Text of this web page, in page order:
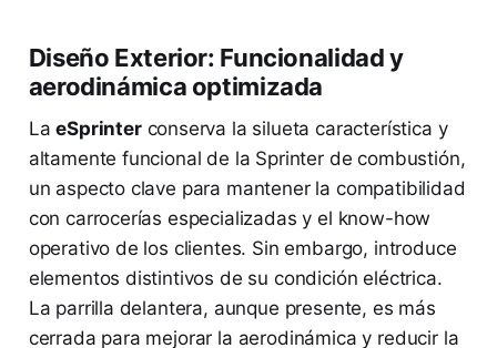
Diseño Exterior: Funcionalidad y
aerodinámica optimizada
LaeSprinterconserva la silueta característica y
altamente funcional de la Sprinter de combustión,
un aspecto clave para mantener la compatibilidad
con carrocerías especializadas y el know-how
operativo de los clientes. Sin embargo, introduce
elementos distintivos de su condición eléctrica.
La parrilla delantera, aunque presente, es más
cerrada para mejorar la aerodinámica y reducir la